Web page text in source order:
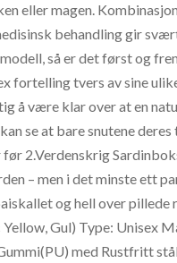
eller magen.
behandling gir
så er det først og
fortelling tvers av sine
å være klar over at en
se at bare snutene
2.Verdenskrig
– men i det minste ett
og hell over
Gul) Type: Unisex
med Rustfritt